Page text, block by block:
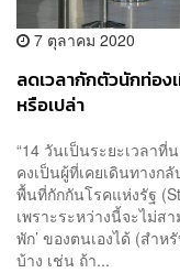
7 ตุลาคม 2020
ลดเวลากักตัวนักท่อง
หรือเปล่า
“14 วันเป็นระยะเวลา
คงเป็นผู้ที่เคยเดินทางก
พื้นที่กักกันโรคแห่งรัฐ
เพราะระหว่างนี้จะไม่ส
พัก’ ของตนเองได้ (สำห
บ้าง เช่น ถ้า...